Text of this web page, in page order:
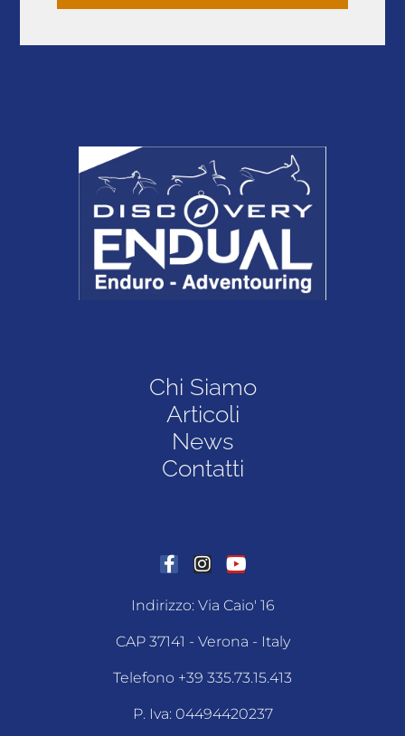
Chi Siamo
Articoli
News
Contatti
Indirizzo: Via Caio' 16
CAP 37141 - Verona - Italy
Telefono +39 335.73.15.413
P. Iva: 04494420237